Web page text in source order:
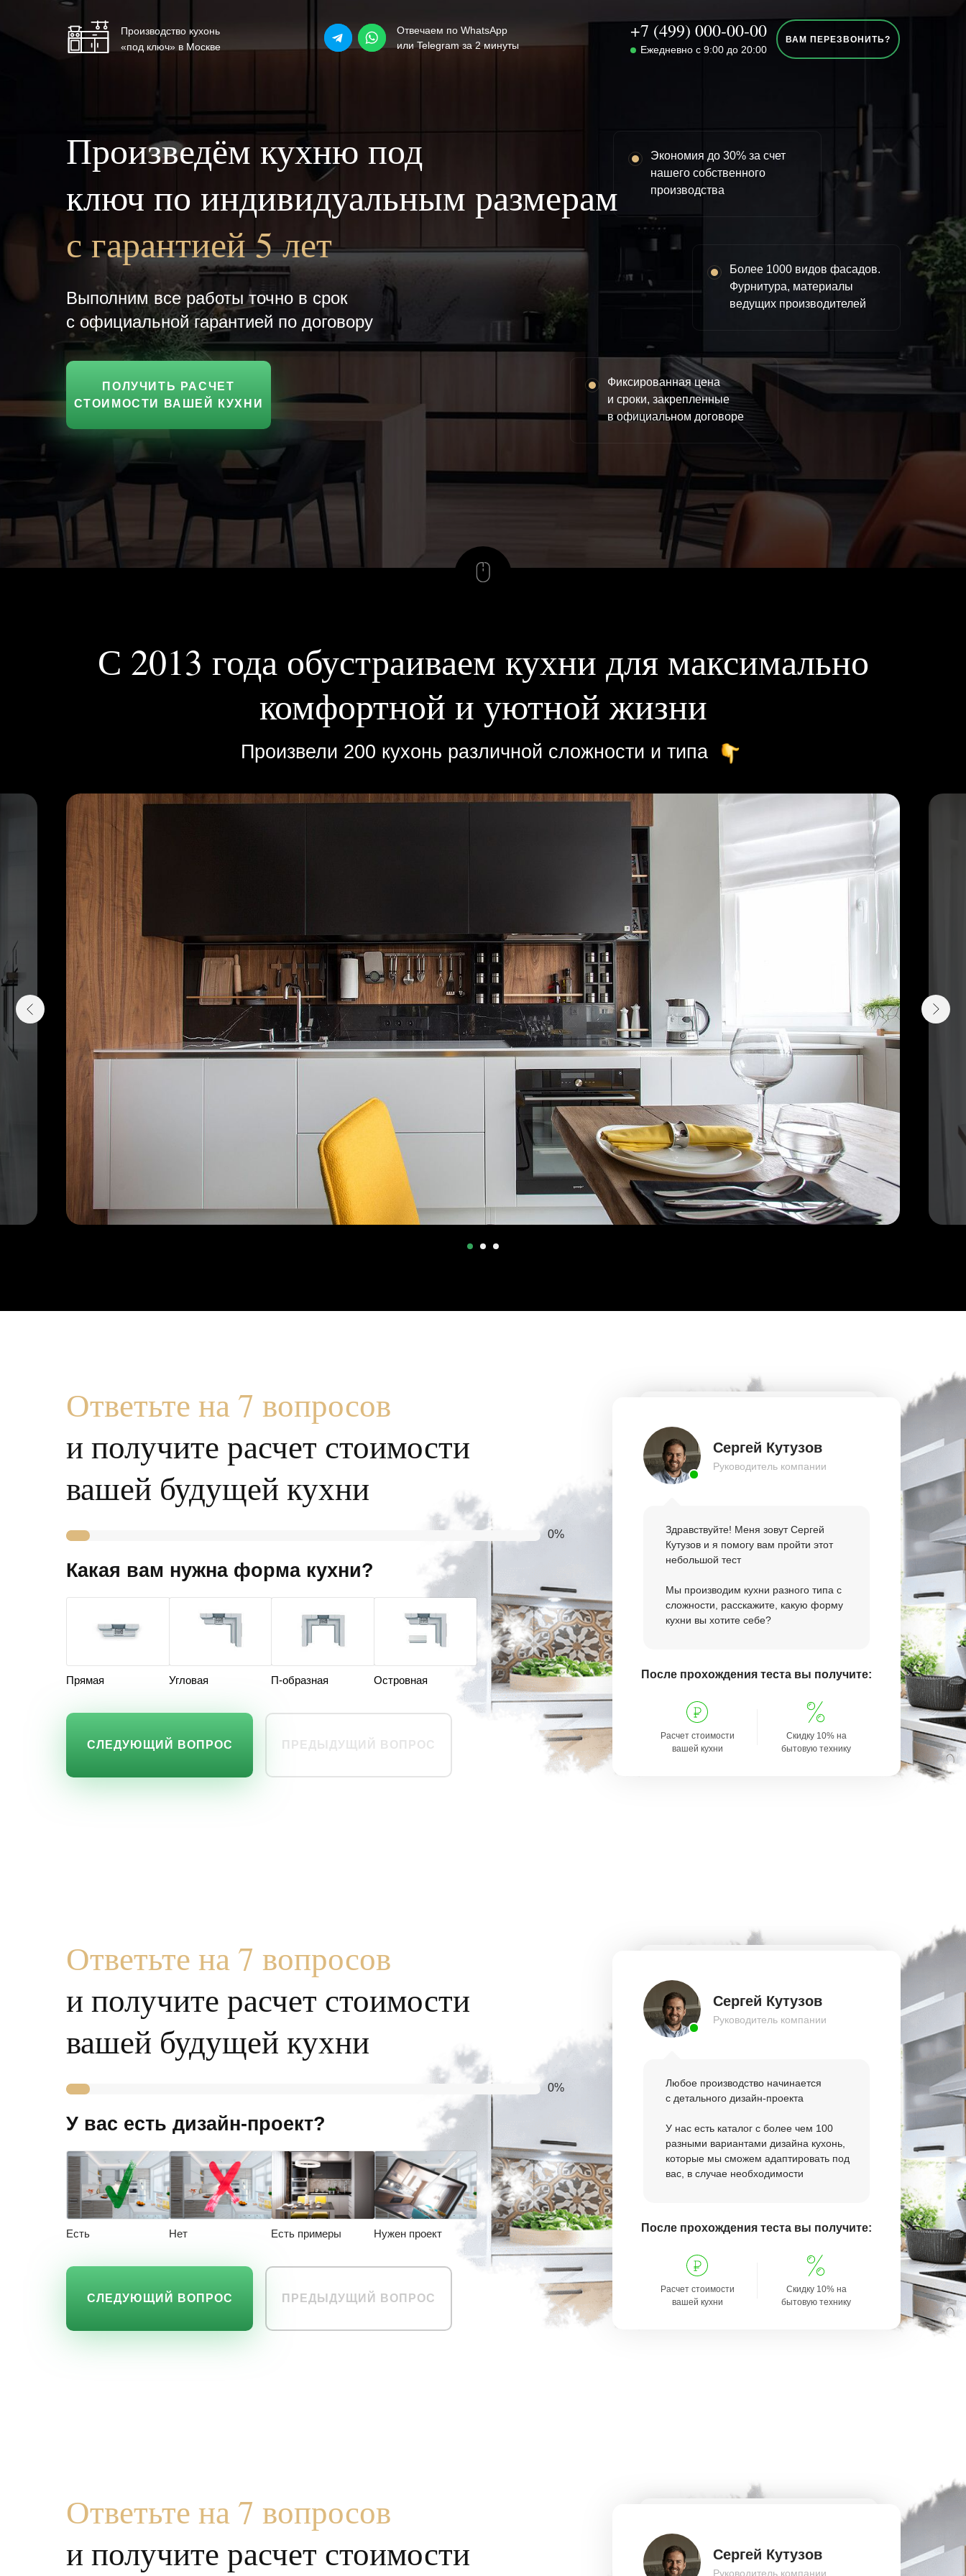
Произведём кухню под
ключ по индивидуальным размерам
с гарантией 5 лет
Выполним все работы точно в срок
с официальной гарантией по договору
ПОЛУЧИТЬ РАСЧЕТ
СТОИМОСТИ ВАШЕЙ КУХНИ
+7 (499) 000-00-00
Ежедневно с 9:00 до 20:00
ВАМ ПЕРЕЗВОНИТЬ?
Производство кухонь
«под ключ» в Москве
Отвечаем по WhatsApp
или Telegram за 2 минуты
Экономия до 30% за счет
нашего собственного
производства
Более 1000 видов фасадов.
Фурнитура, материалы
ведущих производителей
Фиксированная цена
и сроки, закрепленные
в официальном договоре
С 2013 года обустраиваем кухни для максимально
комфортной и уютной жизни
Произвели 200 кухонь различной сложности и типа
Какая вам нужна форма кухни?
0%
Прямая Угловая П-образная Островная
ПРЕДЫДУЩИЙ ВОПРОС
Ответьте на 7 вопросов
и получи те расчет стоимости
вашей будущей кухни
Сергей Кутузов
Руководитель компании
Здравствуйте! Меня зовут Сергей
Кутузов и я помогу вам пройти этот
небольшой тест
Мы производим кухни разного типа с
сложности, расскажите, какую форму
кухни вы хотите себе?
После прохождения теста вы получите:
СЛЕДУЮЩИЙ ВОПРОС
Скидку 10% на
бытовую технику
Расчет стоимости
вашей кухни
У вас есть дизайн-проект?
0%
ПРЕДЫДУЩИЙ ВОПРОС
Ответьте на 7 вопросов
и получи те расчет стоимости
вашей будущей кухни
Сергей Кутузов
Руководитель компании
Любое производство начинается
с детального дизайн-проекта
У нас есть каталог с более чем 100
разными вариантами дизайна кухонь,
которые мы сможем адаптировать под
вас, в случае необходимости
После прохождения теста вы получите:
СЛЕДУЮЩИЙ ВОПРОС
Скидку 10% на
бытовую технику
Расчет стоимости
вашей кухни
Есть Нет Есть примеры Нужен проект
Ответьте на 7 вопросов
и получи те расчет стоимости
Сергей Кутузов
Руководитель компании